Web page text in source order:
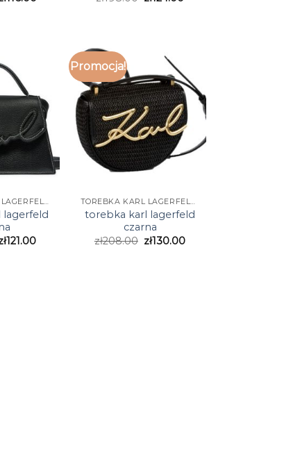
TOREBKA KARL LAGERFELD CZARNA
121.00
Promocja!
TOREBKA KARL LAGERFELD CZARNA
torebka karl lagerfeld
czarna
zł208.00 zł130.00